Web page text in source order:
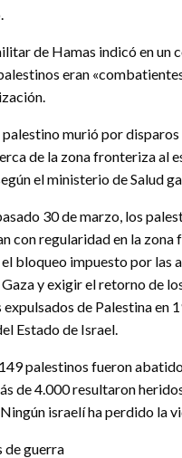
de Hamas indicó en un
eran
murió por disparos
de la zona fronteriza al
el ministerio de Salud
30 de marzo, los
con regularidad en la zona
bloqueo impuesto por las
Gaza y exigir el retorno de
de Palestina en
Estado de Israel.
palestinos fueron
de 4.000 resultaron
israelí ha perdido la
de guerra